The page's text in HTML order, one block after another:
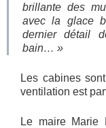
brillante des
avec la glace
dernier détail
bain… »
Les cabines
ventilation est
Le maire Marie